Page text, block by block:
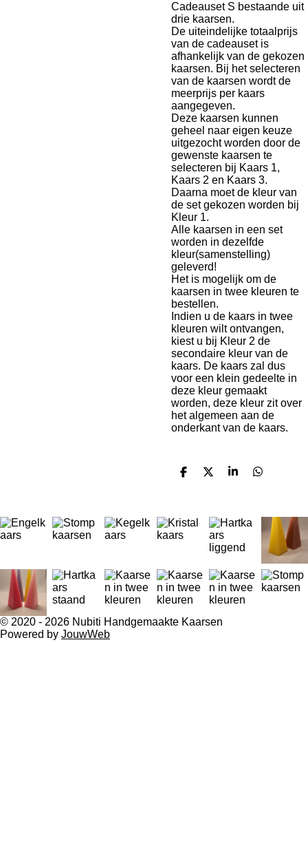
Cadeauset S bestaande uit
drie kaarsen.
De uiteindelijke totaalprijs
van de cadeauset is
afhankelijk van de gekozen
kaarsen. Bij het selecteren
van de kaarsen wordt de
meerprijs per kaars
aangegeven.
Deze kaarsen kunnen
geheel naar eigen keuze
uitgezocht worden door de
gewenste kaarsen te
selecteren bij Kaars 1,
Kaars 2 en Kaars 3.
Daarna moet de kleur van
de set gekozen worden bij
Kleur 1.
Alle kaarsen in een set
worden in dezelfde
kleur(samenstelling)
geleverd!
Het is mogelijk om de
kaarsen in twee kleuren te
bestellen.
Indien u de kaars in twee
kleuren wilt ontvangen,
kiest u bij Kleur 2 de
secondaire kleur van de
kaars. De kaars zal dus
voor een klein gedeelte in
deze kleur gemaakt
worden, deze kleur zit over
het algemeen aan de
onderkant van de kaars.
D
n
D
S
e
D
n
© 2020 - 2026 Nubiti Handgemaakte Kaarsen
Powered by JouwWeb